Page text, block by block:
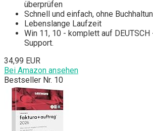
überprüfen
Schnell und einfach, ohne
Lebenslange Laufzeit
Win 11, 10 - komplett auf
Support.
34,99 EUR
Bei Amazon ansehen
Bestseller Nr. 10